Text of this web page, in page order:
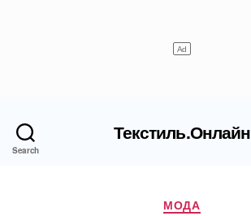
Search
Текстиль.Онлайн
Рубрики
МОДА